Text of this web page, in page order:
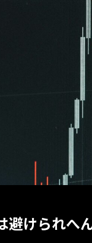
避けられへ